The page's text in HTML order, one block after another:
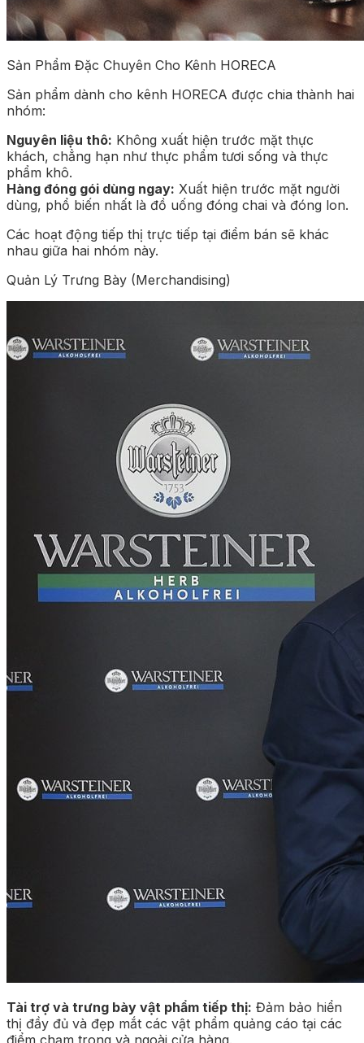
Sản Phẩm Đặc Chuyên Cho Kênh HORECA
Sản phẩm dành cho kênh HORECA được chia thành hai
nhóm:
Nguyên liệu thô: Không xuất hiện trước mặt thực
khách, chẳng hạn như thực phẩm tươi sống và thực
phẩm khô.
Hàng đóng gói dùng ngay: Xuất hiện trước mặt người
dùng, phổ biến nhất là đồ uống đóng chai và đóng lon.
Các hoạt động tiếp thị trực tiếp tại điểm bán sẽ khác
nhau giữa hai nhóm này.
Quản Lý Trưng Bày (Merchandising)
Tài trợ và trưng bày vật phẩm tiếp thị: Đảm bảo hiển
thị đầy đủ và đẹp mắt các vật phẩm quảng cáo tại các
điểm chạm trong và ngoài cửa hàng.